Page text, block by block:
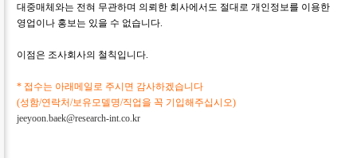
대중매체와는 전혀 무관하며 의뢰한 회사에서도 절대로 개인정보를 이용한
영업이나 홍보는 있을 수 없습니다.
이점은 조사회사의 철칙입니다.
* 접수는 아래메일로 주시면 감사하겠습니다
(성함/연락처/보유모델명/직업을 꼭 기입해주십시오)
jeeyoon.baek@research-int.co.kr